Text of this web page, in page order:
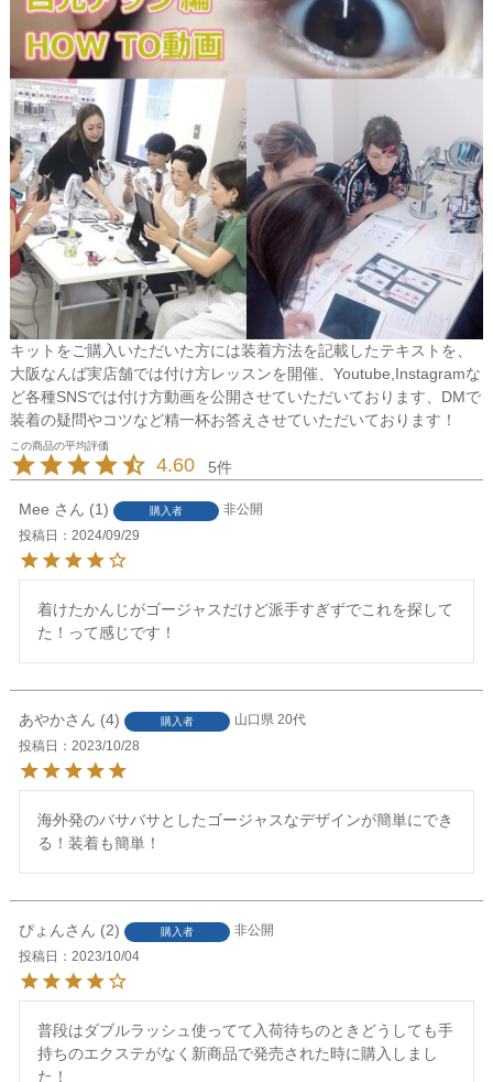
キットをご購入いただいた方には装着方法を記載したテキストを、
大阪なんば実店舗では付け方レッスンを開催、Youtube,Instagramな
ど各種SNSでは付け方動画を公開させていただいております、DMで
装着の疑問やコツなど精一杯お答えさせていただいております！
4.60 5
Mee 1 購入者
非公開
投稿日
2024/09/29
着けたかんじがゴージャスだけど派手すぎずでこれを探して
た！って感じです！
あやか 4 購入者 山口県 20代
投稿日
2023/10/28
海外発のバサバサとしたゴージャスなデザインが簡単にでき
る！装着も簡単！
ぴょん 2 購入者
非公開
投稿日
2023/10/04
普段はダブルラッシュ使ってて入荷待ちのときどうしても手
持ちのエクステがなく新商品で発売された時に購入しまし
た！